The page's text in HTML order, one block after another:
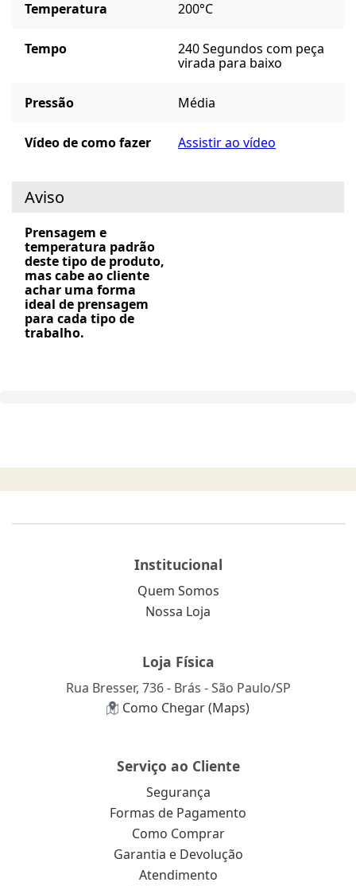
Temperatura 200°C
Tempo
240 Segundos com peça
virada para baixo
Pressão Média
Vídeo de como fazer Assistir ao vídeo
Aviso
Prensagem e
temperatura padrão
deste tipo de produto,
mas cabe ao cliente
achar uma forma
ideal de prensagem
para cada tipo de
trabalho.
Institucional
Quem Somos
Nossa Loja
Loja Física
Rua Bresser, 736 - Brás - São Paulo/SP
Como Chegar (Maps)
Serviço ao Cliente
Segurança
Formas de Pagamento
Como Comprar
Garantia e Devolução
Atendimento